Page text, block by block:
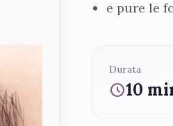
e pure le
Durata
10